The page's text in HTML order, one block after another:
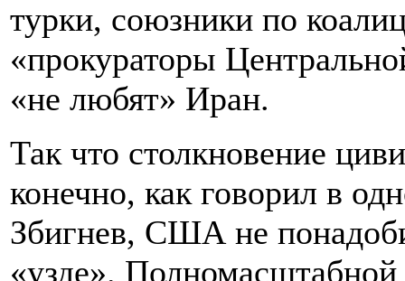
турки, союзники по
«прокураторы
«не любят» Иран.
Так что столкновение
конечно, как говорил в
Збигнев, США не
«узде». Полномасштабной